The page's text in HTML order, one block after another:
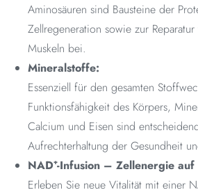
Aminosäuren sind Bausteine der
Zellregeneration sowie zur
Muskeln bei.
Mineralstoffe:
Essenziell für den gesamten
Funktionsfähigkeit des Körpers,
Calcium und Eisen sind
Aufrechterhaltung der Gesundheit
NAD⁺-Infusion – Zellenergie auf
Erleben Sie neue Vitalität mit einer